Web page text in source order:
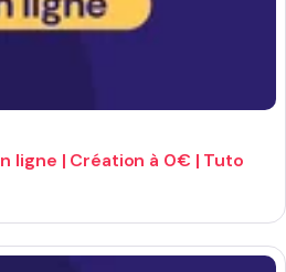
ligne | Création à 0€ | Tuto